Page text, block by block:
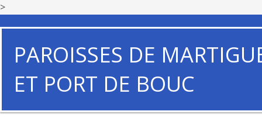
>
PAROISSES DE
ET PORT DE BOUC